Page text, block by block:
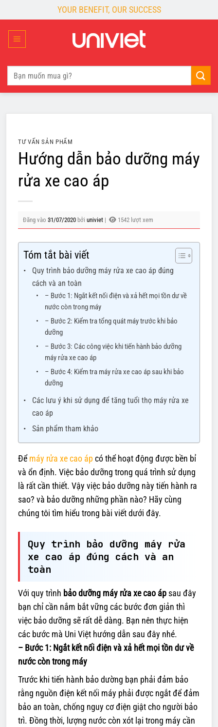
to
content
YOUR BENEFIT, OUR SUCCESS
Tìm
kiếm:
TƯ VẤN SẢN PHẨM
Hướng dẫn bảo dưỡng máy
rửa xe cao áp
Đăng vào 31/07/2020 bởi univiet | 1542 lượt xem
Tóm tắt bài viết
Quy trình bảo dưỡng máy rửa xe cao áp đúng
cách và an toàn
– Bước 1: Ngắt kết nối điện và xả hết mọi tồn dư về
nước còn trong máy
– Bước 2: Kiểm tra tổng quát máy trước khi bảo
dưỡng
– Bước 3: Các công việc khi tiến hành bảo dưỡng
máy rửa xe cao áp
– Bước 4: Kiểm tra máy rửa xe cao áp sau khi bảo
dưỡng
Các lưu ý khi sử dụng để tăng tuổi thọ máy rửa xe
cao áp
Sản phẩm tham khảo
Đểmáy rửa xe cao áp có thể hoạt động được bền bỉ
và ổn định. Việc bảo dưỡng trong quá trình sử dụng
là rất cần thiết. Vậy việc bảo dưỡng này tiến hành ra
sao? và bảo dưỡng những phần nào? Hãy cùng
chúng tôi tìm hiểu trong bài viết dưới đây.
Quy trình bảo dưỡng máy rửa
xe cao áp đúng cách và an
toàn
Với quy trình bảo dưỡng máy rửa xe cao áp sau đây
bạn chỉ cần nắm bắt vững các bước đơn giản thì
việc bảo dưỡng sẽ rất dễ dàng. Bạn nên thực hiện
các bước mà Uni Việt hướng dẫn sau đây nhé.
– Bước 1: Ngắt kết nối điện và xả hết mọi tồn dư về
nước còn trong máy
Trước khi tiến hành bảo dường bạn phải đảm bảo
rằng nguồn điện kết nối máy phải được ngắt để đảm
bảo an toàn, chống nguy cơ điện giật cho người bảo
trì. Đồng thời, lượng nước còn xót lại trong máy cần